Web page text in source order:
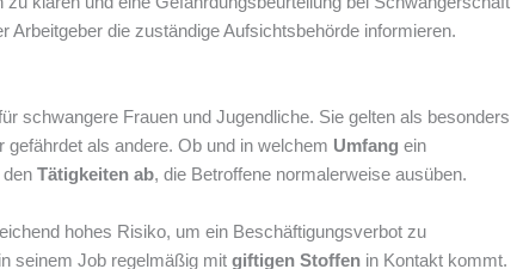
die zuständige Aufsichtsbehörde informieren.
schwangere Frauen und Jugendliche. Sie gelten als besonders
als andere. Ob und in welchem Umfang ein
Tätigkeiten ab, die Betroffene normalerweise ausüben.
hohes Risiko, um ein Beschäftigungsverbot zu
seinem Job regelmäßig mit giftigen Stoffen in Kontakt kommt.